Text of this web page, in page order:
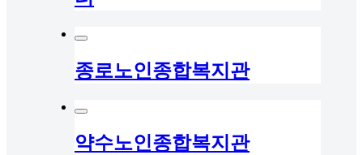
종로노인종합복지관
약수노인종합복지관